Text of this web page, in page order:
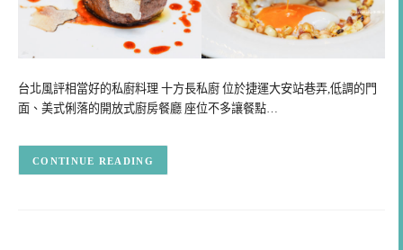
台北風評相當好的私廚料理 十方長私廚 位於捷運大安站巷弄,低調的門
面、美式俐落的開放式廚房餐廳 座位不多讓餐點…
CONTINUE READING